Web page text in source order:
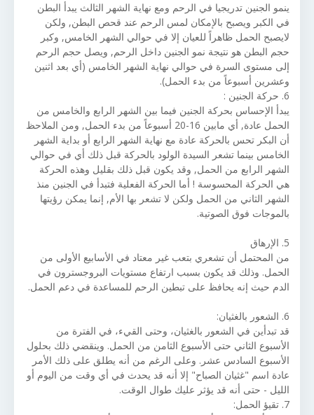
ينمو الجنين تدريجيا في الرحم ومع نهاية الشهر الثالث يبدأ البطن
في الكبر ويصبح بالإمكان لمس الرحم عند قحص البطن, ولكن
لايصبح الحمل ظاهراً للعيان إلا في حوالي الشهر الخامس, وكبر
حجم البطن هو نتيجة نمو الجنين داخل الرحم, ويصل حجم الرحم
إلى مستوى السرة في حوالي نهاية الشهر الخامس (أي بعد اثنين
وعشرين أسبوعاً من بدء الحمل).
6. حركة الجنين :
يبدأ الإحساس بحركة الجنين فيما بين الشهر الرابع والخامس من
الحمل عادة, أي مابين 16-20 أسبوعاً من بدء الحمل, ومن الملاحظ
أن البكر تحس بالحركة عادة مع نهاية الشهر الرابع أو بداية الشهر
الخامس بينما تشعر السيدة الولود بالحركة قبل ذلك أي في حوالي
الشهر الرابع من الحمل, وقد يكون قبل ذلك بقليل وهذه الحركة
هي الحركة المحسوسة ! أما الحركة الفعلية فتبدأ في الجنين منذ
الشهر الثاني من الحمل ولكن لا تشعر بها الأم, إنما يمكن رؤيتها
بالموجات فوق الصوتية.
5. الإرهاق
من المحتمل أن تشعري بتعب غير معتاد في الأسابيع الأولى من
الحمل. وذلك قد يكون بسبب ارتفاع مستويات البروجسترون في
الدم حيث إنه يحافظ على تبطين الرحم للمساعدة في دعم الحمل.
6. الشعور بالغثيان:
قد تبدأين في الشعور بالغثيان، وحتى القيء، في الفترة من
الأسبوع الثاني حتى الأسبوع الثامن من الحمل. وينقضي ذلك بحلول
الأسبوع السادس عشر. وعلى الرغم من أنه يطلق على ذلك الأمر
عادة اسم "غثيان الصباح" إلا أنه قد يحدث في أي وقت من اليوم أو
الليل - حتى أنه قد يؤثر عليك طوال الوقت.
7. تقيؤ الحمل: